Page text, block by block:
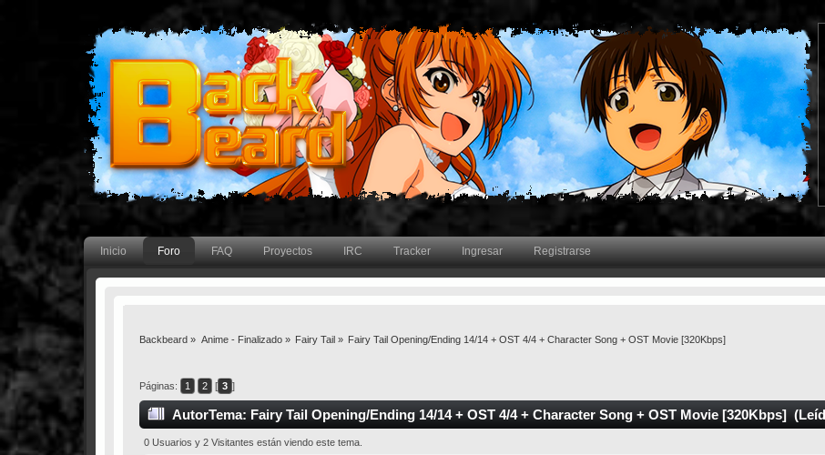
Inicio Foro FAQ Proyectos IRC Tracker Ingresar Registrarse
Backbeard » Anime - Finalizado» Fairy Tail» Fairy Tail Opening/Ending 14/14 + OST 4/4 + Character Song + OST Movie [320Kbps]
Páginas: 1 2 [ 3 ]
AutorTema: Fairy Tail Opening/Ending 14/14 + OST 4/4 + Character Song + OST Movie [320Kbps]
0 Usuarios y 2 Visitantes están viendo este tema.